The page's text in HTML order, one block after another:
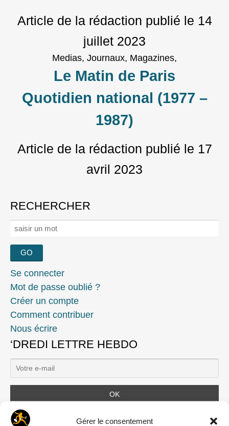
Gérer le consentement
Article de la rédaction publié le 14
juillet 2023
Medias, Journaux, Magazines,
Le Matin de Paris
Quotidien national (1977 –
1987)
Article de la rédaction publié le 17
avril 2023
RECHERCHER
Rechercher :
Se connecter
Mot de passe oublié ?
Créer un compte
Comment contribuer
Nous écrire
‘DREDI LETTRE HEBDO
Ils nous soutiennent